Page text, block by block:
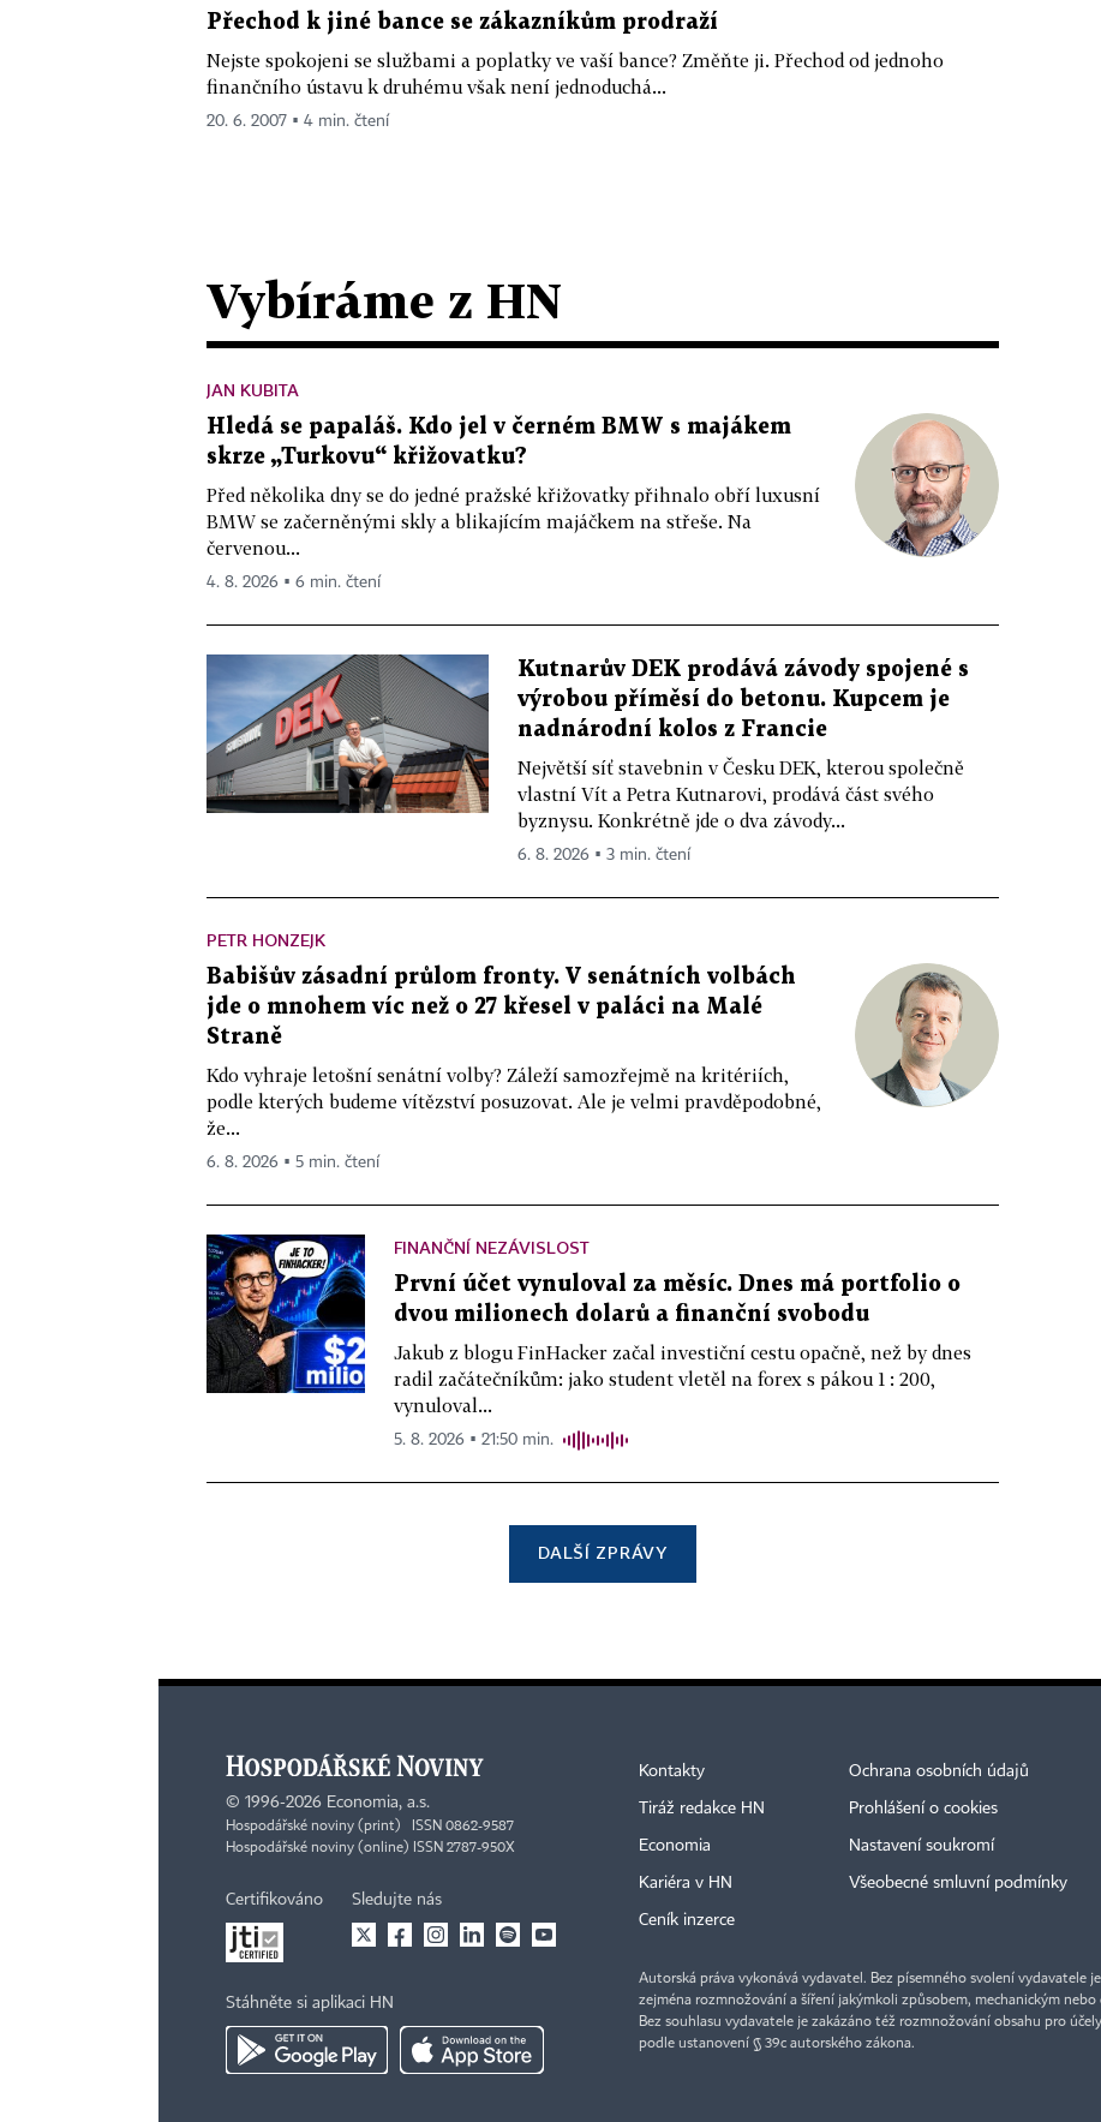
Přechod k jiné bance se zákazníkům prodraží
Nejste spokojeni se službami a poplatky ve vaší bance? Změňte ji. Přechod od jednoho
finančního ústavu k druhému však není jednoduchá...
20. 6. 2007 ▪ 4 min. čtení
Vybíráme z HN
JAN KUBITA
Hledá se papaláš. Kdo jel v černém BMW s majákem
skrze „Turkovu“ křižovatku?
Před několika dny se do jedné pražské křižovatky přihnalo obří luxusní
BMW se začerněnými skly a blikajícím majáčkem na střeše. Na
červenou...
4. 8. 2026 ▪ 6 min. čtení
Kutnarův DEK prodává závody spojené s
výrobou příměsí do betonu. Kupcem je
nadnárodní kolos z Francie
Největší síť stavebnin v Česku DEK, kterou společně
vlastní Vít a Petra Kutnarovi, prodává část svého
byznysu. Konkrétně jde o dva závody...
6. 8. 2026 ▪ 3 min. čtení
PETR HONZEJK
Babišův zásadní průlom fronty. V senátních volbách
jde o mnohem víc než o 27 křesel v paláci na Malé
Straně
Kdo vyhraje letošní senátní volby? Záleží samozřejmě na kritériích,
podle kterých budeme vítězství posuzovat. Ale je velmi pravděpodobné,
že...
6. 8. 2026 ▪ 5 min. čtení
FINANČNÍ NEZÁVISLOST
První účet vynuloval za měsíc. Dnes má portfolio o
dvou milionech dolarů a finanční svobodu
Jakub z blogu FinHacker začal investiční cestu opačně, než by dnes
radil začátečníkům: jako student vletěl na forex s pákou 1 : 200,
vynuloval...
5. 8. 2026 ▪ 21:50 min.
DALŠÍ ZPRÁVY
© 1996-2026 Economia, a.s.
Hospodářské noviny (print) ISSN 0862-9587
Hospodářské noviny (online) ISSN 2787-950X
Certifikováno Sledujte nás
Stáhněte si aplikaci HN
Kontakty
Tiráž redakce HN
Economia
Kariéra v HN
Ceník inzerce
Ochrana osobních údajů
Prohlášení o cookies
Nastavení soukromí
Všeobecné smluvní podmínky
Autorská práva vykonává vydavatel. Bez písemného svolení vydavatele
zejména rozmnožování a šíření jakýmkoli způsobem, mechanickým
Bez souhlasu vydavatele je zakázáno též rozmnožování obsahu pro
podle ustanovení § 39c autorského zákona.